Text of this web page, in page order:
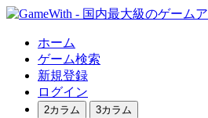
ホーム
ゲーム検索
新規登録
ログイン
2カラム 3カラム